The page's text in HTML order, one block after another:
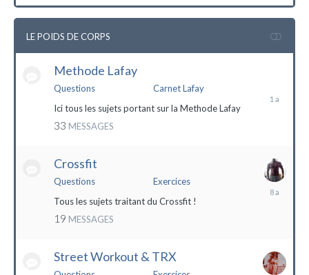
LE POIDS DE CORPS
Methode Lafay
Questions
Carnet Lafay
Ici tous les sujets portant sur la Methode Lafay
33 MESSAGES
2023
Crossfit
Questions
Exercices
Tous les sujets traitant du Crossfit !
19 MESSAGES
27
Street Workout & TRX